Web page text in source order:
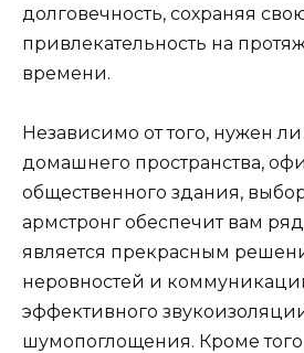
долговечность, сохраняя
привлекательность на
времени.
Независимо от того, нужен
домашнего пространства,
общественного здания,
армстронг обеспечит вам
является прекрасным
неровностей и
эффективного
шумопоглощения. Кроме